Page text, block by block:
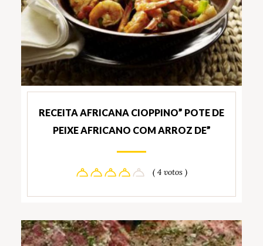
RECEITA AFRICANA CIOPPINO” POTE DE
PEIXE AFRICANO COM ARROZ DE”
( 4 votos )